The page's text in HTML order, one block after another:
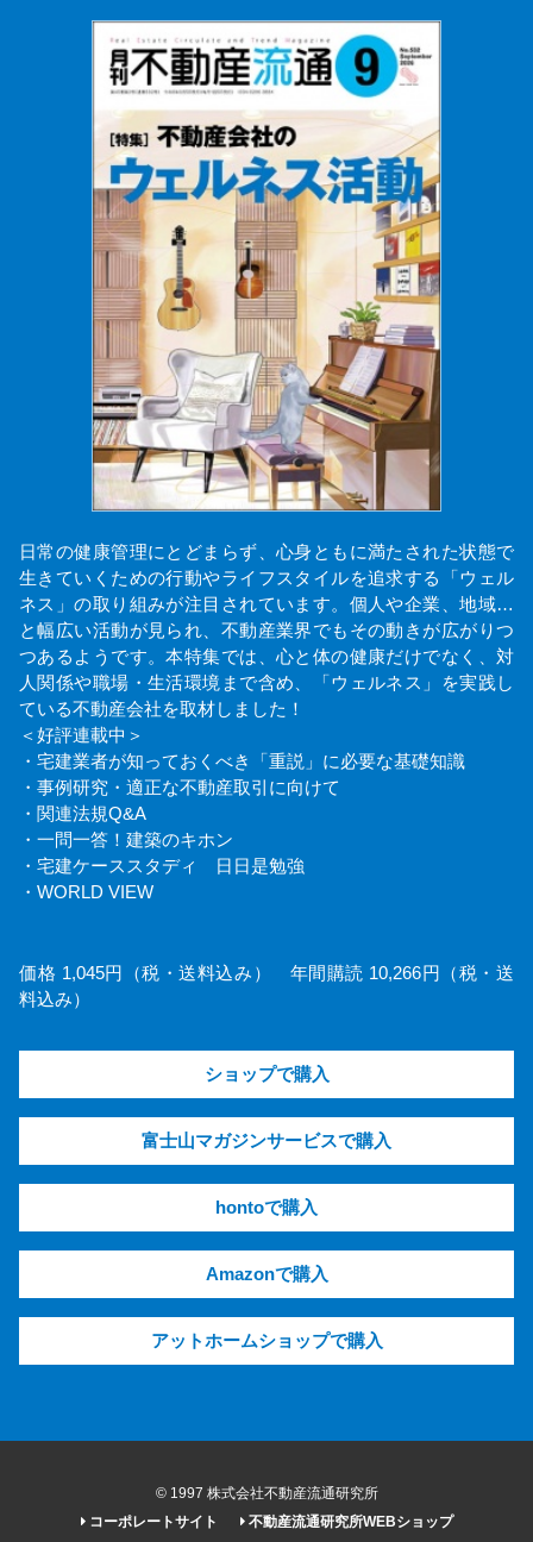
日常の健康管理にとどまらず、心身ともに満たされた状態で
生きていくための行動やライフスタイルを追求する「ウェル
ネス」の取り組みが注目されています。個人や企業、地域…
と幅広い活動が見られ、不動産業界でもその動きが広がりつ
つあるようです。本特集では、心と体の健康だけでなく、対
人関係や職場・生活環境まで含め、「ウェルネス」を実践し
ている不動産会社を取材しました！
＜好評連載中＞
・宅建業者が知っておくべき「重説」に必要な基礎知識
・事例研究・適正な不動産取引に向けて
・関連法規Q&A
・一問一答！建築のキホン
・宅建ケーススタディ 日日是勉強
・WORLD VIEW
価格 1,045円（税・送料込み） 年間購読 10,266円（税・送
料込み）
ショップで購入
富士山マガジンサービスで購入
hontoで購入
Amazonで購入
アットホームショップで購入
© 1997 株式会社不動産流通研究所
コーポレートサイト
不動産流通研究所WEBショップ